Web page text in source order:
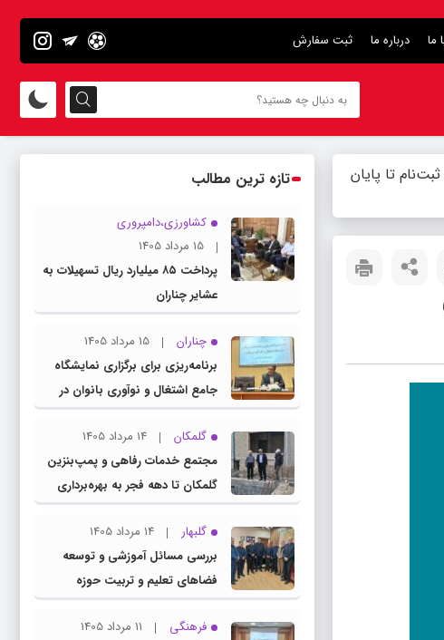
ما درباره ما ثبت سفارش
تا پایان
تازه ترین مطالب
کشاورزی،دامپروری
15 مرداد 1405
پرداخت ۸۵ میلیارد ریال تسهیلات به
عشایر چناران
چناران
15 مرداد 1405
برنامه‌ریزی برای برگزاری نمایشگاه
جامع اشتغال و نوآوری بانوان در
چناران
گلمکان
14 مرداد 1405
مجتمع خدمات رفاهی و پمپ‌بنزین
گلمکان تا دهه فجر به بهره‌برداری
می‌رسد
گلبهار
14 مرداد 1405
بررسی مسائل آموزشی و توسعه
فضاهای تعلیم و تربیت حوزه
انتخابیه در نشست مشترک عضو
کمیسیون آموزش مجلس با مدیرکل
فرهنگی
11 مرداد 1405